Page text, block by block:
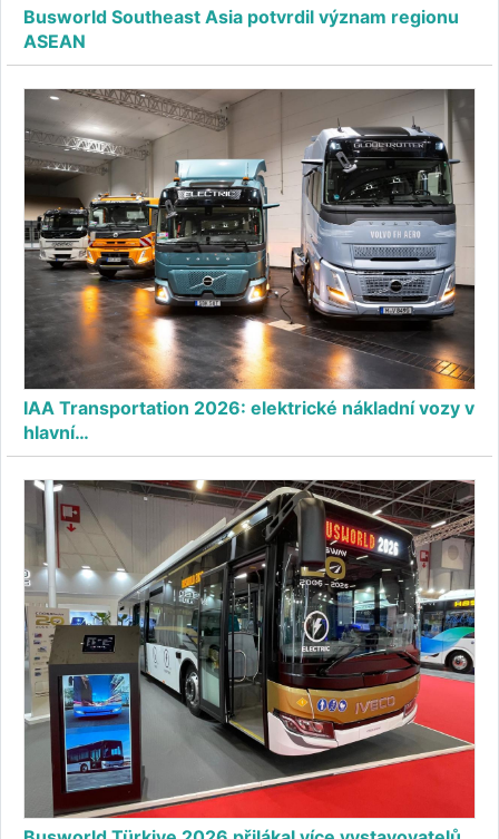
Busworld Southeast Asia potvrdil význam regionu
ASEAN
IAA Transportation 2026: elektrické nákladní vozy v
hlavní…